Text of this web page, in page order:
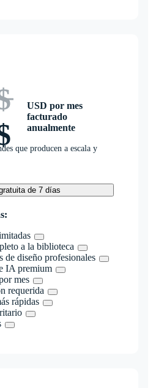
USD por mes
facturado
anualmente
que producen a escala y
de 7 días
a la biblioteca
de diseño profesionales
IA premium
mes
requerida
rápidas